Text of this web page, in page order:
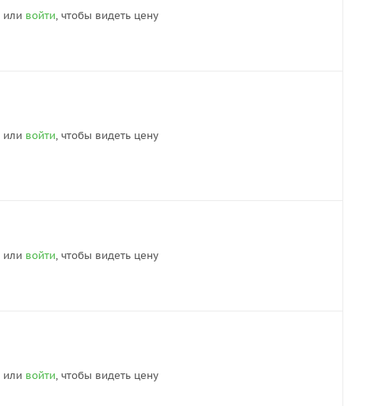
или войти, чтобы видеть цену
или войти, чтобы видеть цену
или войти, чтобы видеть цену
или войти, чтобы видеть цену